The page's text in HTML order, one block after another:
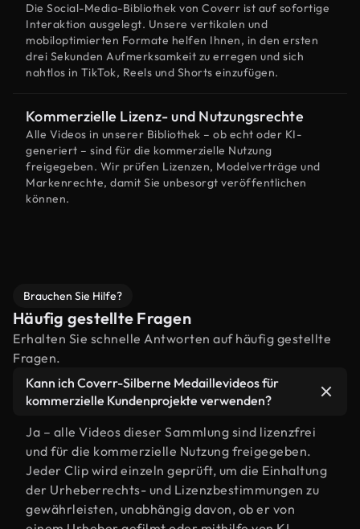
Die Social-Media-Bibliothek von Coverr ist auf sofortige
Interaktion ausgelegt. Unsere vertikalen und
mobiloptimierten Formate helfen Ihnen, in den ersten
drei Sekunden Aufmerksamkeit zu erregen und sich
nahtlos in TikTok, Reels und Shorts einzufügen.
Kommerzielle Lizenz- und Nutzungsrechte
Alle Videos in unserer Bibliothek – ob echt oder KI-
generiert – sind für die kommerzielle Nutzung
freigegeben. Wir prüfen Lizenzen, Modelverträge und
Markenrechte, damit Sie unbesorgt veröffentlichen
können.
Brauchen Sie Hilfe?
Häufig gestellte Fragen
Erhalten Sie schnelle Antworten auf häufig gestellte
Fragen.
Kann ich Coverr-Silberne Medaillevideos für
kommerzielle Kundenprojekte verwenden?
Ja – alle Videos dieser Sammlung sind lizenzfrei
und für die kommerzielle Nutzung freigegeben.
Jeder Clip wird einzeln geprüft, um die Einhaltung
der Urheberrechts- und Lizenzbestimmungen zu
gewährleisten, unabhängig davon, ob er von